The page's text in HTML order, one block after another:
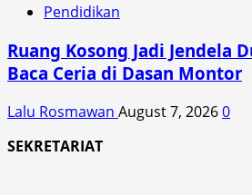
Pendidikan
Ruang Kosong Jadi Jendela
Baca Ceria di Dasan Montor
Lalu Rosmawan August 7, 20260
SEKRETARIAT